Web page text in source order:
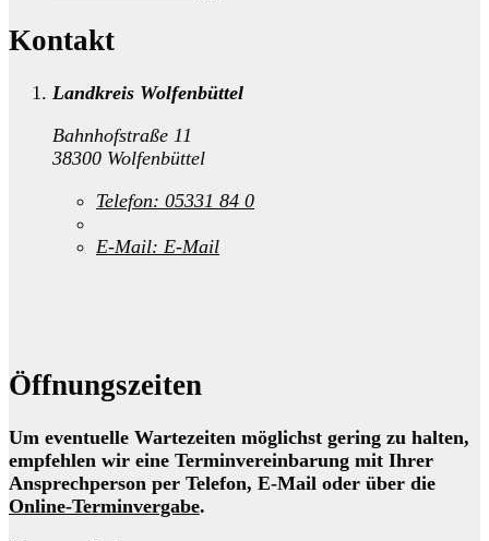
Kontakt
Landkreis Wolfenbüttel
Bahnhofstraße 11
38300 Wolfenbüttel
Telefon: 05331 84 0
E-Mail: E-Mail
Öffnungszeiten
Um eventuelle Wartezeiten möglichst gering zu halten,
empfehlen wir eine Terminvereinbarung mit Ihrer
Ansprechperson per Telefon, E-Mail oder über die
Online-Terminvergabe.